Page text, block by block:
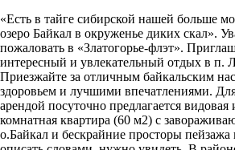
«Есть в тайге сибирской нашей больше
озеро Байкал в окруженье диких скал».
пожаловать в «Златогорье-флэт».
интересный и увлекательный отдых в п.
Приезжайте за отличным байкальским
здоровьем и лучшими впечатлениями.
арендой посуточно предлагается видовая
комнатная квартира (60 м2) с
о.Байкал и бескрайние просторы пейзажа